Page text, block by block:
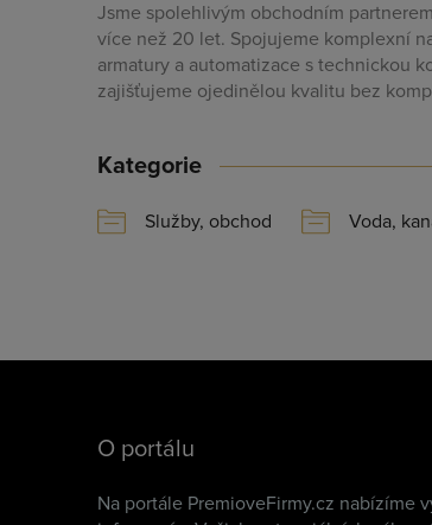
Jsme spolehlivým obchodním
více než 20 let. Spojujeme komplexní
armatury a automatizace s technickou
zajišťujeme ojedinělou kvalitu bez
Kategorie
Služby, obchod Voda,
O portálu
Na portále PremioveFirmy.cz nabízíme